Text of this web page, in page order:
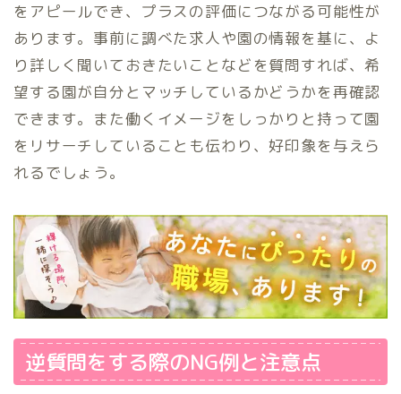
をアピールでき、プラスの評価につながる可能性が
あります。事前に調べた求人や園の情報を基に、よ
り詳しく聞いておきたいことなどを質問すれば、希
望する園が自分とマッチしているかどうかを再確認
できます。また働くイメージをしっかりと持って園
をリサーチしていることも伝わり、好印象を与えら
れるでしょう。
逆質問をする際のNG例と注意点